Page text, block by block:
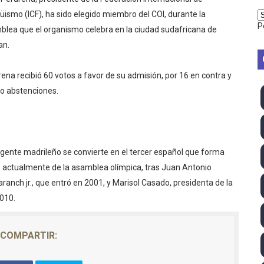
Tavion Heights ponen fin al reinado por parejas de The
- Week 10
Green, Chad Gable y Baron Corbin en SummerSlam
MTB 2026 (Monteceneri, Suiza) - Charlie Aldridge y Sina
2026 (Varese, Italia) - Rumanía, Alemania y Gran
2026 (Tokio, Japón) - Estados Unidos invencibles, ya
Impact! con Jason Hotch como nuevo TNA
Kong) - La delegación italiana arrasa con 4 oros y 4
monarca Intercontinental, su primer título individual en
(ICF), ha sido elegido miembro del COI, durante la
que el organismo celebra en la ciudad sudafricana de
recibió 60 votos a favor de su admisión, por 16 en contra y
abstenciones.
madrileño se convierte en el tercer español que forma
actualmente de la asamblea olímpica, tras Juan Antonio
jr., que entró en 2001, y Marisol Casado, presidenta de la
COMPARTIR: